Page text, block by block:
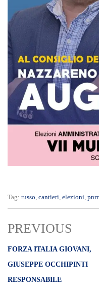
Tag: russo, cantieri, elezioni, pnrr
PREVIOUS
FORZA ITALIA GIOVANI,
GIUSEPPE OCCHIPINTI
RESPONSABILE